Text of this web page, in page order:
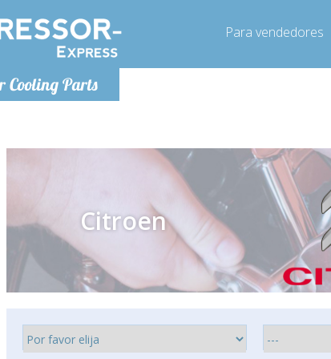
Cooling Parts
Para vendedores
De lunes a viernes de 9:00 a De
Citroen